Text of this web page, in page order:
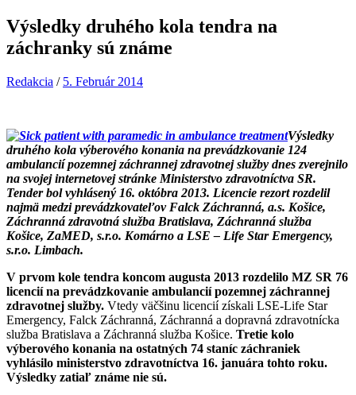
Výsledky druhého kola tendra na
záchranky sú známe
Redakcia / 5. Február 2014
Výsledky
druhého kola výberového konania na prevádzkovanie 124
ambulancií pozemnej záchrannej zdravotnej služby dnes zverejnilo
na svojej internetovej stránke Ministerstvo zdravotníctva SR.
Tender bol vyhlásený 16. októbra 2013. Licencie rezort rozdelil
najmä medzi prevádzkovateľov Falck Záchranná, a.s. Košice,
Záchranná zdravotná služba Bratislava, Záchranná služba
Košice, ZaMED, s.r.o. Komárno a LSE – Life Star Emergency,
s.r.o. Limbach.
V prvom kole tendra koncom augusta 2013 rozdelilo MZ SR 76
licencií na prevádzkovanie ambulancií pozemnej záchrannej
zdravotnej služby. Vtedy väčšinu licencií získali LSE-Life Star
Emergency, Falck Záchranná, Záchranná a dopravná zdravotnícka
služba Bratislava a Záchranná služba Košice. Tretie kolo
výberového konania na ostatných 74 staníc záchraniek
vyhlásilo ministerstvo zdravotníctva 16. januára tohto roku.
Výsledky zatiaľ známe nie sú.